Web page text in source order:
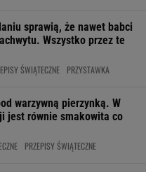
sprawią, że nawet babci
Wszystko przez te
ŚWIĄTECZNE PRZYSTAWKA
warzywną pierzynką. W
jest równie smakowita co
PRZEPISY ŚWIĄTECZNE